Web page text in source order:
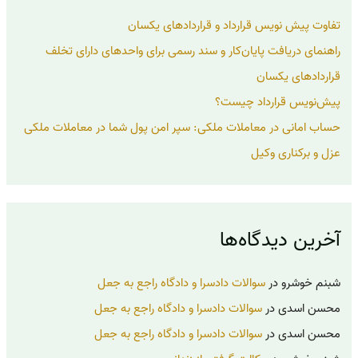
:تفاوت پیش نویس قرارداد و قراردادهای یکسان
راهنمای دریافت پایان‌کار و سند رسمی برای واحدهای دارای تخلف
قراردادهای یکسان
پیش‌نویس قرارداد چیست؟
حساب امانی در معاملات ملکی: سپر امن پول شما در معاملات ملکی
عزل و برکناری وکیل
آخرین دیدگاه‌ها
شبنم خوشرودرسوالات دادسرا و دادگاه راجع به جعل
محسن اسدیدرسوالات دادسرا و دادگاه راجع به جعل
محسن اسدیدرسوالات دادسرا و دادگاه راجع به جعل